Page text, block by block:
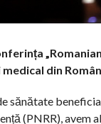
din
sănătate
(PNRR), avem